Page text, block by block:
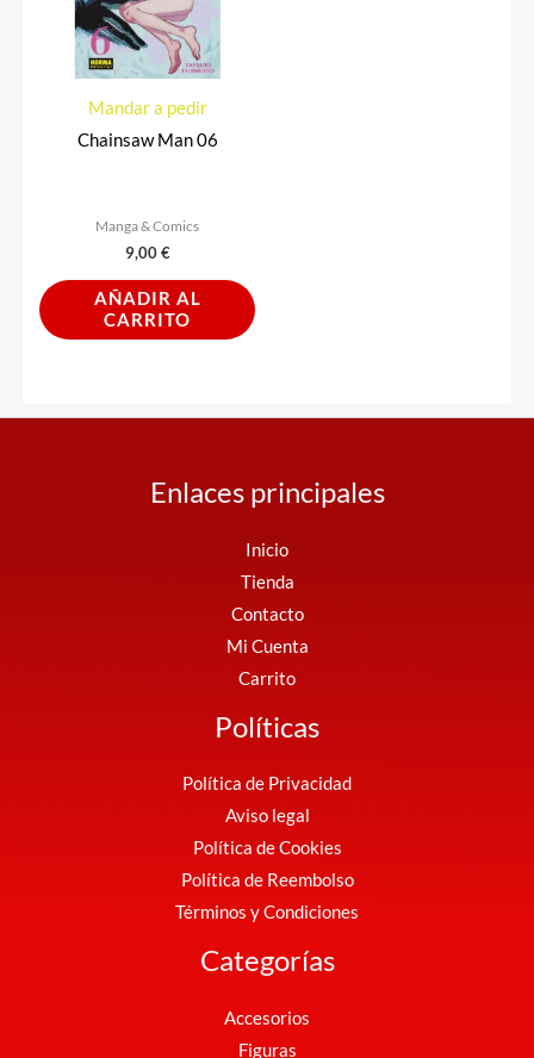
Mandar a pedir
Chainsaw Man 06
Manga & Comics
9,00€
AÑADIR AL
CARRITO
Enlaces principales
Inicio
Tienda
Contacto
Mi Cuenta
Carrito
Políticas
Política de Privacidad
Aviso legal
Política de Cookies
Política de Reembolso
Términos y Condiciones
Categorías
Accesorios
Figuras